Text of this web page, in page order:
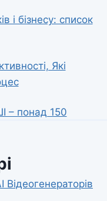
і бізнесу: список
Які
– понад 150